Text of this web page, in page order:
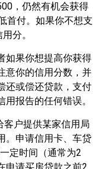
，仍然有机会获得
首付。如果你不想支
分。
如果你想提高你获得
意你的信用分数，并
还或偿还贷款，支付
报告的任何错误。
客户提供某家信用局
。申请信用卡、车贷
定时间（通常为2